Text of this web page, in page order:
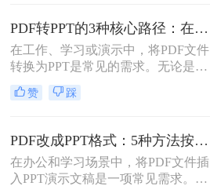
费。那么pdf如何免费转换ppt呢？以
下将介绍四种免费将PDF转换为PPT
的方法，帮助用户轻松实现格式转
换。
PDF转PPT的3种核心路径：在线、软件和PPT自带的适用范围！
在工作、学习或演示中，将PDF文件
转换为PPT是常见的需求。无论是整
合报告、课件，还是优化文档展示，
都需要一种高效且保留原格式的方
是几种常用方法的详细解析，帮助你
快速上手。
赞 踩
PDF改成PPT格式：5种方法按页面复杂度选择！
在办公和学习场景中，将PDF文件插
入PPT演示文稿是一项常见需求。无